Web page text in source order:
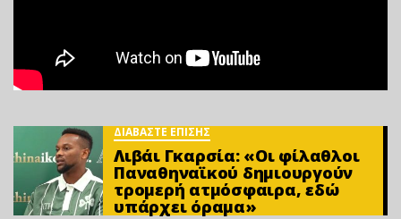
ΔΙΑΒΑΣΤΕ ΕΠΙΣΗΣ
Λιβάι Γκαρσία: «Οι φίλαθλοι
Παναθηναϊκού δημιουργούν
τρομερή ατμόσφαιρα, εδώ
υπάρχει όραμα»